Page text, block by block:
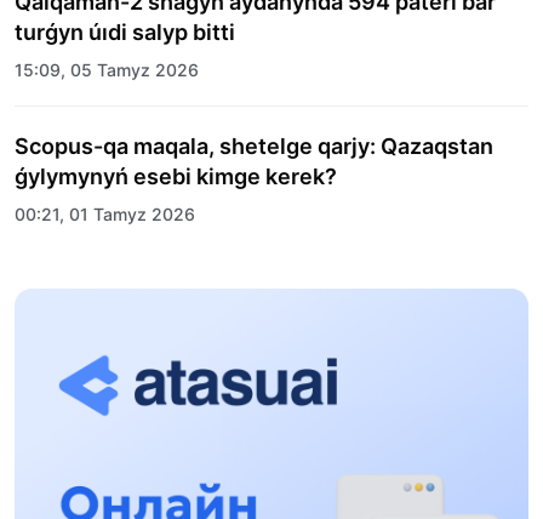
turǵyn úıdi salyp bitti
15:09, 05 Tamyz 2026
Scopus-qa maqala, shetelge qarjy: Qazaqstan
ǵylymynyń esebi kimge kerek?
00:21, 01 Tamyz 2026
«Zań kerýeni» jobasy: Abaı oblysynda quqyqtyq
17:31, 31 Shilde 2026
13:13, 30 Shilde 2026